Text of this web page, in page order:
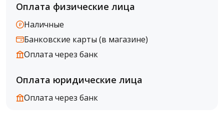
Оплата физические лица
Наличные
Банковские карты (в магазине)
Оплата через банк
Оплата юридические лица
Оплата через банк